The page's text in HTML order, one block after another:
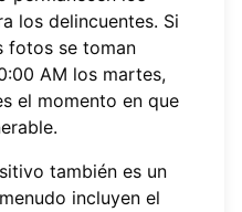
los delincuentes. Si
fotos se toman
AM los martes,
el momento en que
también es un
incluyen el